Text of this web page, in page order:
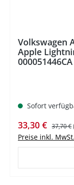
Volkswagen
Apple
000051446CA
Sofort
Verkaufspreis:
33,30 € 37,70 €
Preise inkl.